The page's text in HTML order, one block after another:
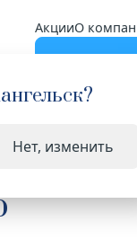
АкцииО
?
Нет, изменить